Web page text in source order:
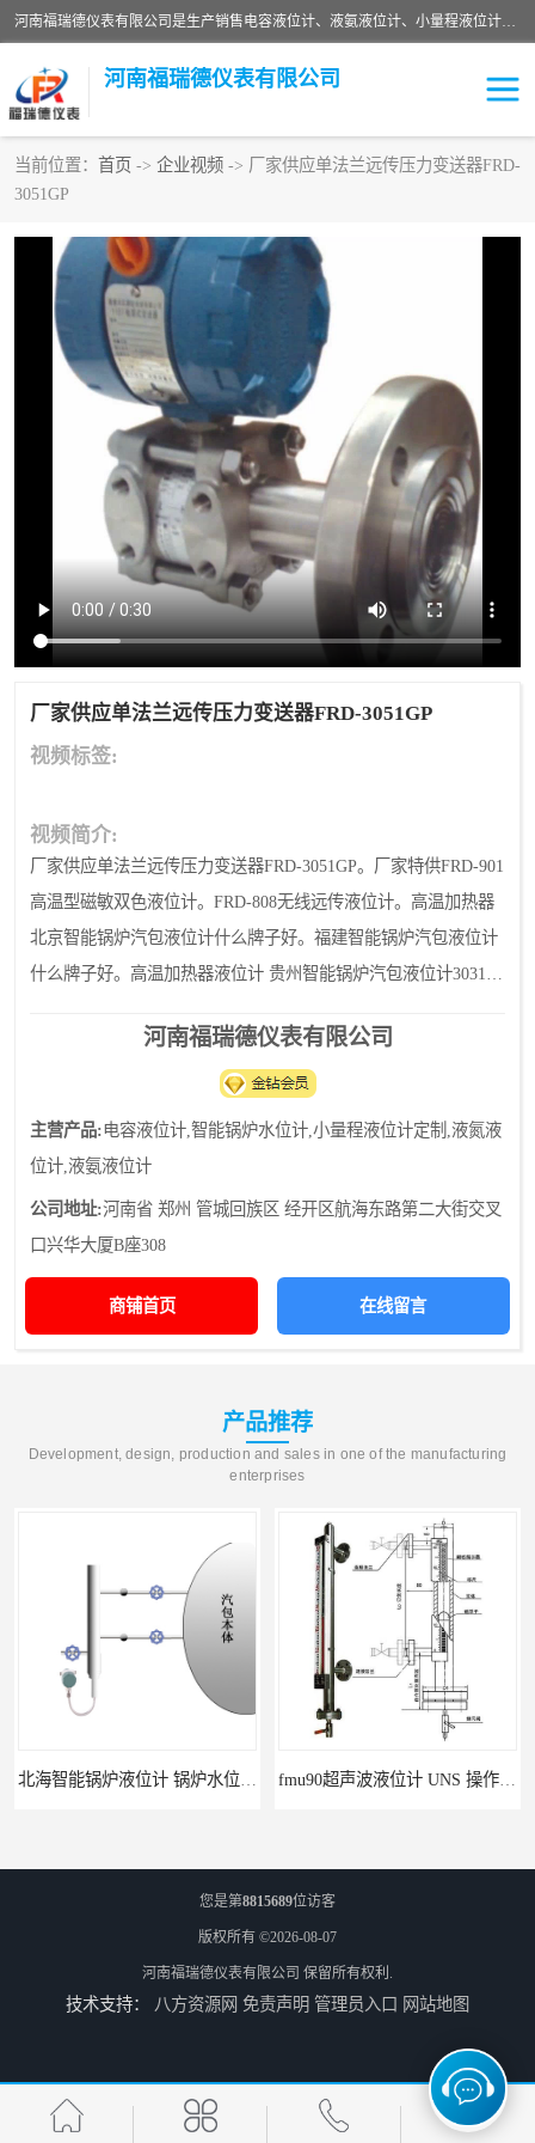
河南福瑞德仪表有限公司是生产销售电容液位计、液氨液位计、小量程液位计定制、智能锅炉水位计、液氮液位计等；并在产品开发、研制的过程中，吸取国内外仪器仪表的技术精华，建立了一支高、精、尖的科研开发队伍，使产品性能不断升级。
河南福瑞德仪表有限公司
当前位置： 首页 -> 企业视频 -> 厂家供应单法兰远传压力变送器FRD-
3051GP
厂家供应单法兰远传压力变送器FRD-3051GP
视频标签:
视频简介:
厂家供应单法兰远传压力变送器FRD-3051GP。厂家特供FRD-901
高温型磁敏双色液位计。FRD-808无线远传液位计。高温加热器
北京智能锅炉汽包液位计什么牌子好。福建智能锅炉汽包液位计
什么牌子好。高温加热器液位计 贵州智能锅炉汽包液位计3031。
河南福瑞德仪表有限公司
主营产品:电容液位计,智能锅炉水位计,小量程液位计定制,液氮液
位计,液氨液位计
公司地址:河南省 郑州 管城回族区 经开区航海东路第二大街交叉
口兴华大厦B座308
商铺首页 在线留言
产品推荐
Development, design, production and sales in one of the manufacturing
enterprises
FMP43 润滑油雷达液位计 能够提供定制服务 云南高加智能锅炉汽包液位计 窑头窑尾液位计
您是第8815689位访客
版权所有 ©2026-08-07
河南福瑞德仪表有限公司 保留所有权利.
技术支持： 八方资源网 免责声明 管理员入口 网站地图
液位计
压力传感器 流量传感器
智能仪表 液氮液位计
差压变送器 液位计传感器定制
液氨液位计 物位计
油量传感器 测漏仪
温度变送器 锅炉水位计
智能锅炉水位计 电容液位计